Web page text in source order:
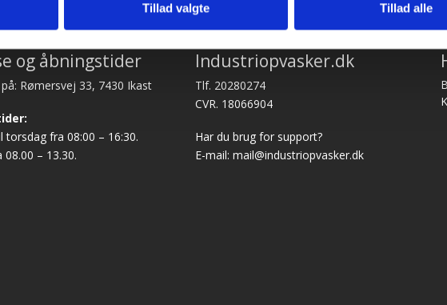
Tillad valgte Tillad alle
og åbningstider
Rømersvej 33, 7430 Ikast
torsdag fra 08:00 – 16:30.
08.00 – 13.30.
Industriopvasker.dk
Tlf. 20280274
CVR. 18066904
Har du brug for support?
E-mail: mail@industriopvasker.dk